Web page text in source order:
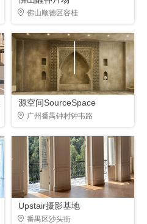
佛山顺德区容桂
源空间SourceSpace
广州番禺钟村钟韦路
Upstair摄影基地
番禺区沙头街